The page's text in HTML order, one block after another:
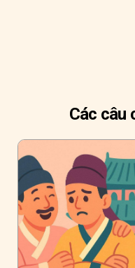
Các câu